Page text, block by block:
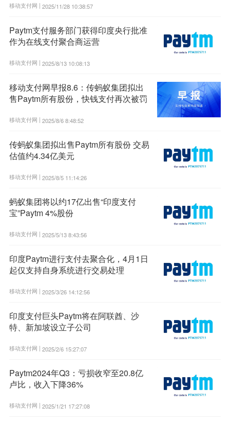
移动支付网 | 2025/11/28 10:38:57
Paytm支付服务部门获得印度央行批准
作为在线支付聚合商运营
移动支付网 | 2025/8/13 10:08:13
移动支付网早报8.6：传蚂蚁集团拟出
售Paytm所有股份，快钱支付再次被罚
移动支付网 | 2025/8/6 8:48:52
传蚂蚁集团拟出售Paytm所有股份 交易
估值约4.34亿美元
移动支付网 | 2025/8/5 11:14:26
蚂蚁集团将以约17亿出售“印度支付
宝”Paytm 4%股份
移动支付网 | 2025/5/13 8:43:56
印度Paytm进行支付去聚合化，4月1日
起仅支持自身系统进行交易处理
移动支付网 | 2025/3/26 14:12:56
印度支付巨头Paytm将在阿联酋、沙
特、新加坡设立子公司
移动支付网 | 2025/2/6 15:27:07
Paytm2024年Q3：亏损收窄至20.8亿
卢比，收入下降36%
移动支付网 | 2025/1/21 17:27:08